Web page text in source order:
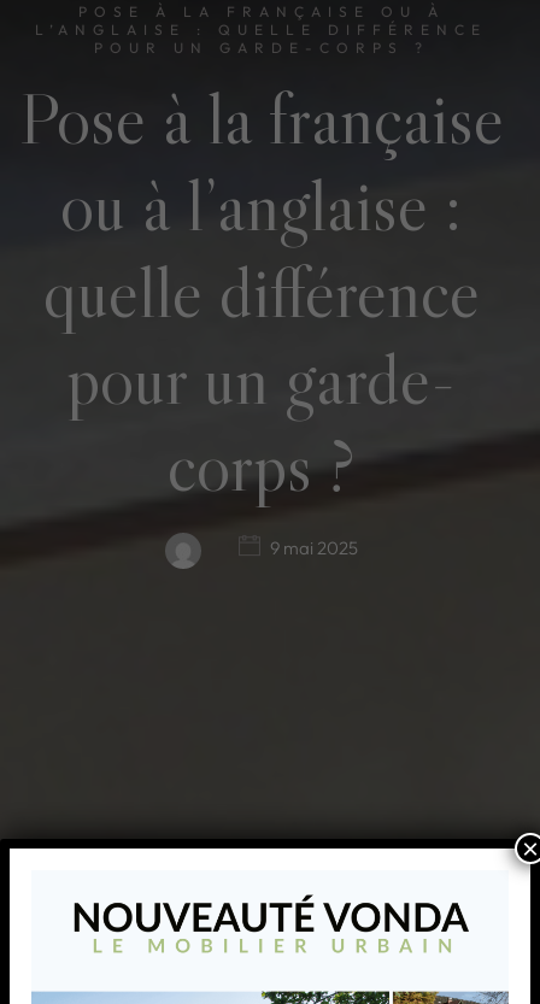
POSE À LA FRANÇAISE OU À
L’ANGLAISE : QUELLE DIFFÉRENCE
POUR UN GARDE-CORPS ?
Pose à la française
ou à l’anglaise :
quelle différence
pour un garde-
corps ?
9 mai 2025
×